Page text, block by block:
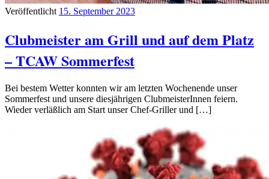
Veröffentlicht 15. September 2023
Clubmeister am Grill und auf dem Platz
– TCAW Sommerfest
Bei bestem Wetter konnten wir am letzten Wochenende unser
Sommerfest und unsere diesjährigen ClubmeisterInnen feiern.
Wieder verläßlich am Start unser Chef-Griller und […]